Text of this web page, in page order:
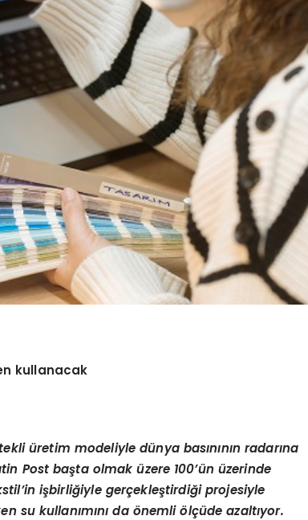
kullanacak
üretim modeliyle dünya basınının radarına
Post başta olmak üzere 100’ün üzerinde
işbirliğiyle gerçekleştirdiği projesiyle
su kullanımını da önemli ölçüde azaltıyor.